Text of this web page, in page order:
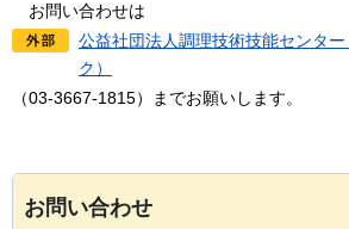
お問い合わせは
公益社団法人調理技術技能センタ
ク）
（03-3667-1815）までお願いします。
お問い合わせ